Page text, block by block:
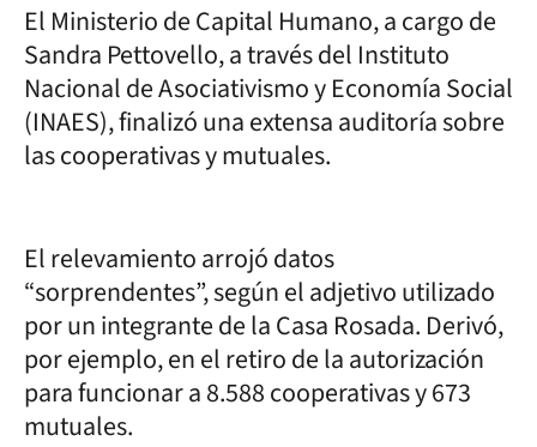
El Ministerio de Capital Humano, a cargo de
Sandra Pettovello, a través del Instituto
Nacional de Asociativismo y Economía Social
(INAES), finalizó una extensa auditoría sobre
las cooperativas y mutuales.
El relevamiento arrojó datos
“sorprendentes”, según el adjetivo utilizado
por un integrante de la Casa Rosada. Derivó,
por ejemplo, en el retiro de la autorización
para funcionar a 8.588 cooperativas y 673
mutuales.